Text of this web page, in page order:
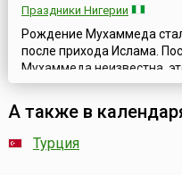
Праздники Нигерии
Рождение Мухаммеда
после прихода Ислама.
Мухаммеда неизвестна,
приурочен ко дню его
отмечаются скромно,
смерти, понимаемые как
справляются более
А также в
Турция